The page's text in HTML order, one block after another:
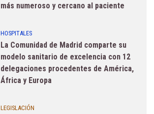
más numeroso y cercano al paciente
HOSPITALES
La Comunidad de Madrid comparte su
modelo sanitario de excelencia con 12
delegaciones procedentes de América,
África y Europa
LEGISLACIÓN